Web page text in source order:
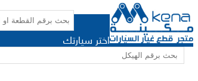
اختر سيارتك